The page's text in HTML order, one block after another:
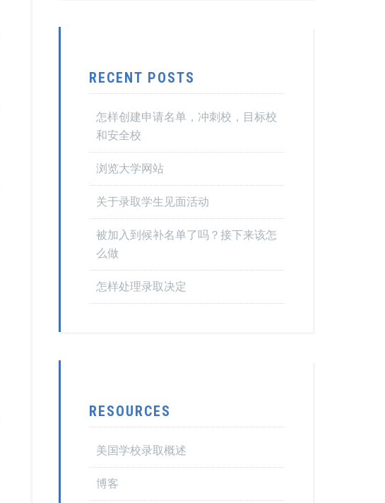
RECENT POSTS
怎样创建申请名单，冲刺校，目标校
和安全校
浏览大学网站
关于录取学生见面活动
被加入到候补名单了吗？接下来该怎
么做
怎样处理录取决定
RESOURCES
美国学校录取概述
博客